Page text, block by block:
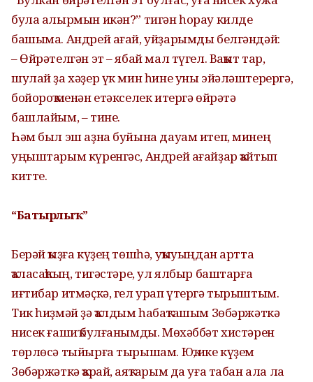
була алырмын икән?” тигән һорау килде
башыма. Андрей ағай, уйҙарымды белгәндәй:
– Өйрәтелгән эт – ябай мал түгел. Ваҡыт тар,
шулай ҙа хәҙер үк мин һине уны эйәләштерергә,
бойороҡ менән етәкселек итергә өйрәтә
башлайым, – тине.
Һәм был эш аҙна буйына дауам итеп, минең
уңыштарым күренгәс, Андрей ағайҙар ҡайтып
китте.
“Батырлыҡ”
Берәй ҡыҙға күҙең төшһә, уҡыуыңдан артта
ҡаласаҡһың, тигәстәре, ул ялбыр баштарға
иғтибар итмәҫкә, гел урап үтергә тырыштым.
Тик һиҙмәй ҙә ҡалдым һабаҡташым Зөбәржәткә
нисек ғашиҡ булғанымды. Мөхәббәт хистәрен
төрлөсә тыйырға тырышам. Юҡ, ике күҙем
Зөбәржәткә ҡарай, аяҡтарым да уға табан ала ла